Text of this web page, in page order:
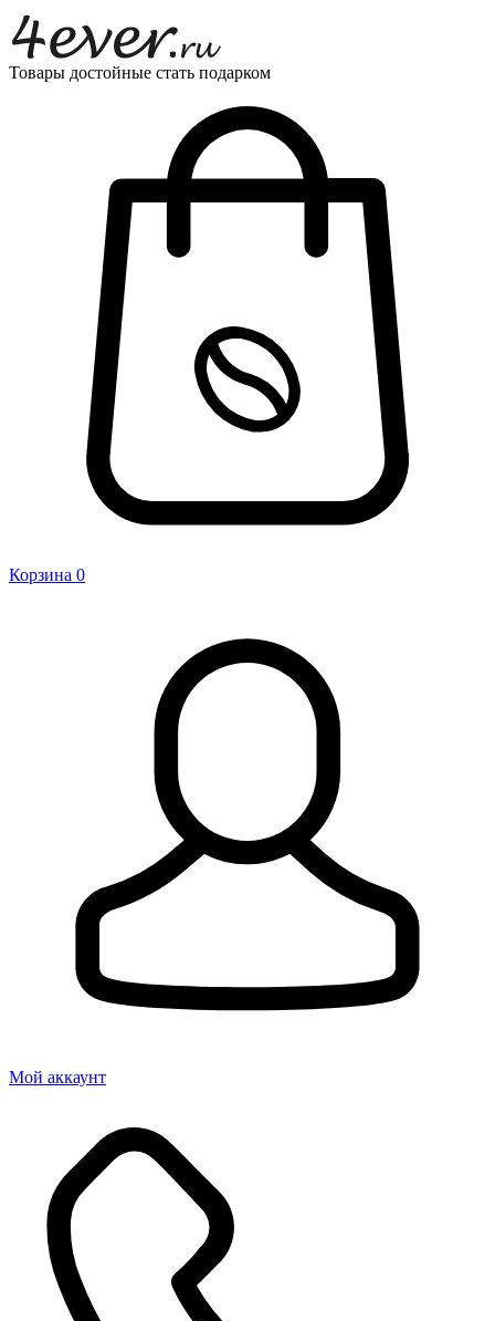
Товары достойные стать подарком
Корзина 0
Мой аккаунт